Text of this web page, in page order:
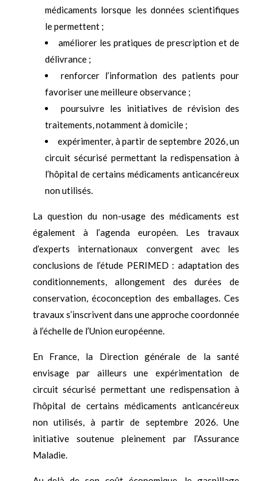
médicaments lorsque les données scientifiques
le permettent ;
améliorer les pratiques de prescription et de
délivrance ;
renforcer l’information des patients pour
favoriser une meilleure observance ;
poursuivre les initiatives de révision des
traitements, notamment à domicile ;
expérimenter, à partir de septembre 2026, un
circuit sécurisé permettant la redispensation à
l’hôpital de certains médicaments anticancéreux
non utilisés.
La question du non-usage des médicaments est
également à l’agenda européen. Les travaux
d’experts internationaux convergent avec les
conclusions de l’étude PERIMED : adaptation des
conditionnements, allongement des durées de
conservation, écoconception des emballages. Ces
travaux s’inscrivent dans une approche coordonnée
à l’échelle de l’Union européenne.
En France, la Direction générale de la santé
envisage par ailleurs une expérimentation de
circuit sécurisé permettant une redispensation à
l’hôpital de certains médicaments anticancéreux
non utilisés, à partir de septembre 2026. Une
initiative soutenue pleinement par l’Assurance
Maladie.